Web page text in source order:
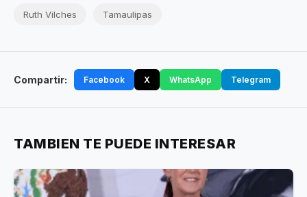
Ruth Vilches Tamaulipas
Compartir: Facebook X WhatsApp Telegram
TAMBIEN TE PUEDE INTERESAR